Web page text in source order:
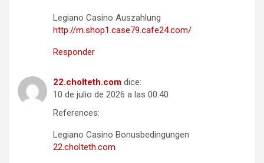
Legiano Casino Auszahlung
http://m.shop1.case79.cafe24.com/
Responder
22.cholteth.com dice:
10 de julio de 2026 a las 00:40
References:
Legiano Casino Bonusbedingungen
22.cholteth.com